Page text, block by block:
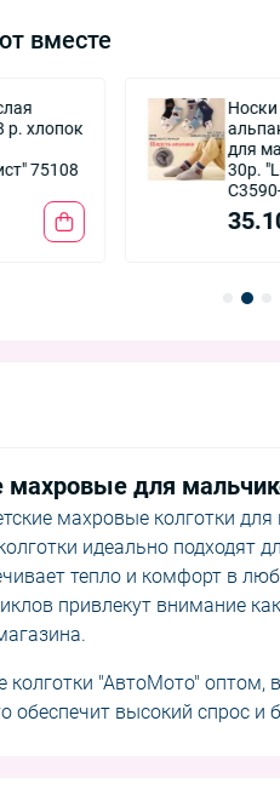
вместе
р. хлопок
75108
Носки
для
30р.
махровые для
махровые колготки
идеально подходят
тепло и комфорт в
привлекут внимание
"АвтоМото" оптом,
обеспечит высокий спрос